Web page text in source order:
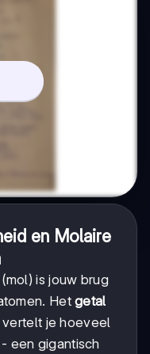
en Molaire
(mol) is jouw brug
Hetgetal
vertelt je hoeveel
een gigantisch